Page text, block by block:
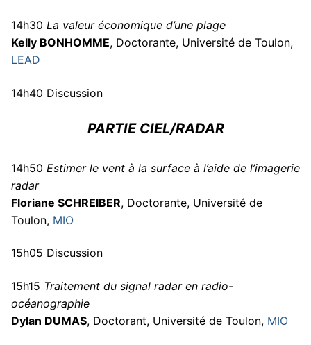
14h30 La valeur économique d’une plage
Kelly BONHOMME, Doctorante, Université de Toulon,
LEAD
14h40 Discussion
PARTIE CIEL/RADAR
14h50 Estimer le vent à la surface à l’aide de l’imagerie
radar
Floriane SCHREIBER, Doctorante, Université de
Toulon, MIO
15h05 Discussion
15h15 Traitement du signal radar en radio-
océanographie
Dylan DUMAS, Doctorant, Université de Toulon, MIO